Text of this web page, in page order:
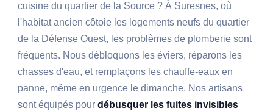
cuisine du quartier de la Source ? À Suresnes, où
l'habitat ancien côtoie les logements neufs du quartier
de la Défense Ouest, les problèmes de plomberie sont
fréquents. Nous débloquons les éviers, réparons les
chasses d'eau, et remplaçons les chauffe-eaux en
panne, même en urgence le dimanche. Nos artisans
sont équipés pourdébusquer les fuites invisibles